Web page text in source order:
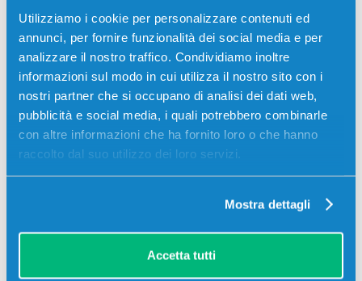
Utilizziamo i cookie per personalizzare contenuti ed
annunci, per fornire funzionalità dei social media e per
analizzare il nostro traffico. Condividiamo inoltre
informazioni sul modo in cui utilizza il nostro sito con i
nostri partner che si occupano di analisi dei dati web,
pubblicità e social media, i quali potrebbero combinarle
con altre informazioni che ha fornito loro o che hanno
raccolto dal suo utilizzo dei loro servizi.
Mostra dettagli
Accetta tutti
Stampanti compatibili